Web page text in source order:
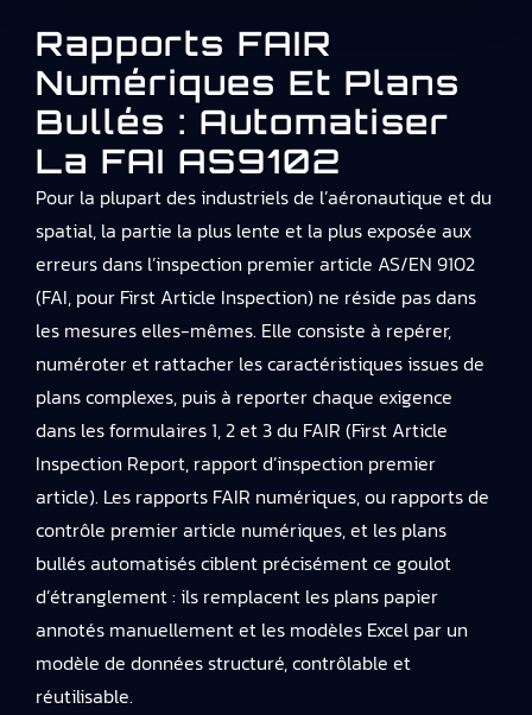
Rapports FAIR
Numériques Et Plans
Bullés : Automatiser
La FAI AS9102
Pour la plupart des industriels de l’aéronautique et du
spatial, la partie la plus lente et la plus exposée aux
erreurs dans l’inspection premier article AS/EN 9102
(FAI, pour First Article Inspection) ne réside pas dans
les mesures elles-mêmes. Elle consiste à repérer,
numéroter et rattacher les caractéristiques issues de
plans complexes, puis à reporter chaque exigence
dans les formulaires 1, 2 et 3 du FAIR (First Article
Inspection Report, rapport d’inspection premier
article). Les rapports FAIR numériques, ou rapports de
contrôle premier article numériques, et les plans
bullés automatisés ciblent précisément ce goulot
d’étranglement : ils remplacent les plans papier
annotés manuellement et les modèles Excel par un
modèle de données structuré, contrôlable et
réutilisable.